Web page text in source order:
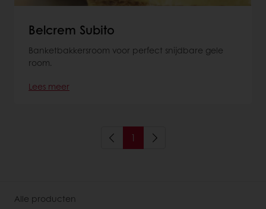
Belcrem Subito
Banketbakkersroom voor perfect snijdbare gele
room.
Lees meer
1
Alle producten